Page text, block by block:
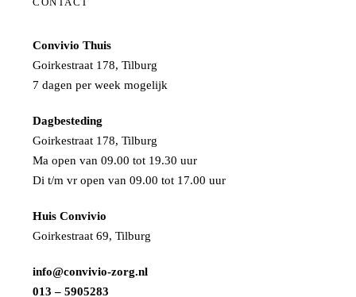
Convivio Thuis
Goirkestraat 178, Tilburg
7 dagen per week mogelijk
Dagbesteding
Goirkestraat 178, Tilburg
Ma open van 09.00 tot 19.30 uur
Di t/m vr open van 09.00 tot 17.00 uur
Huis Convivio
Goirkestraat 69, Tilburg
info@convivio-zorg.nl
013 – 5905283